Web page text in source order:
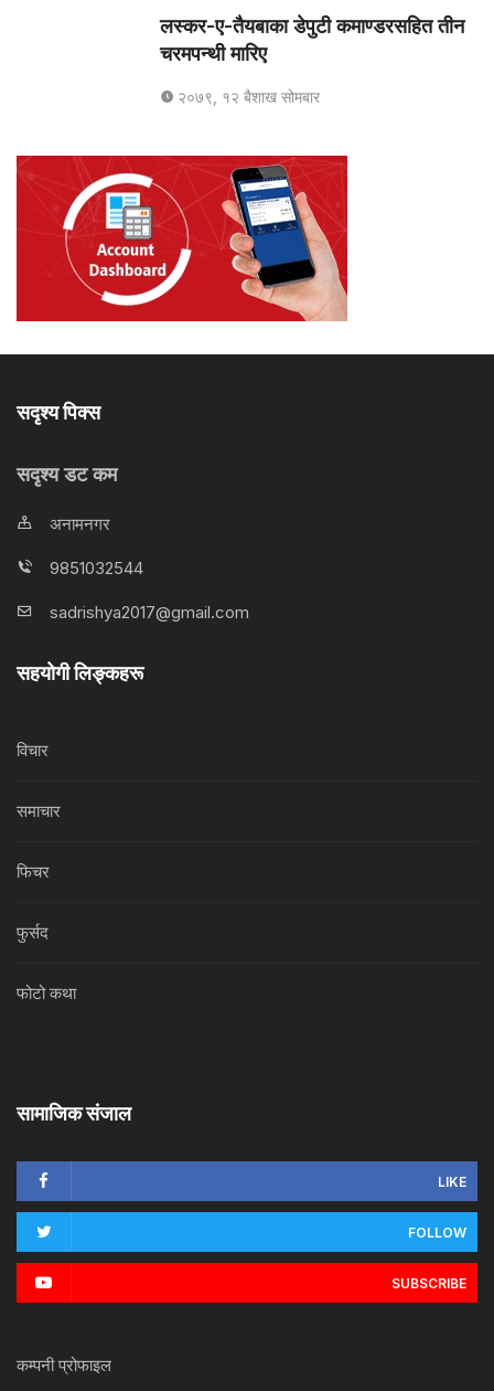
लस्कर-ए-तैयबाका डेपुटी कमाण्डरसहित तीन
चरमपन्थी मारिए
२०७९, १२ बैशाख सोमबार
सदृश्य पिक्स
सदृश्य डट कम
अनामनगर
9851032544
sadrishya2017@gmail.com
सहयोगी लिङ्कहरू
विचार
समाचार
फिचर
फुर्सद
फोटो कथा
सामाजिक संजाल
LIKE
FOLLOW
SUBSCRIBE
कम्पनी प्रोफाइल